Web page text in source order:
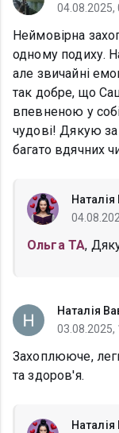
04.08.2025,
Неймовірна
одному подиху.
але звичайні
так добре, що
впевненою у
чудові! Дякую за
багато вдячних
Ольга ТА,
Наталія
03.08.2025,
Захоплююче,
та здоров'я.